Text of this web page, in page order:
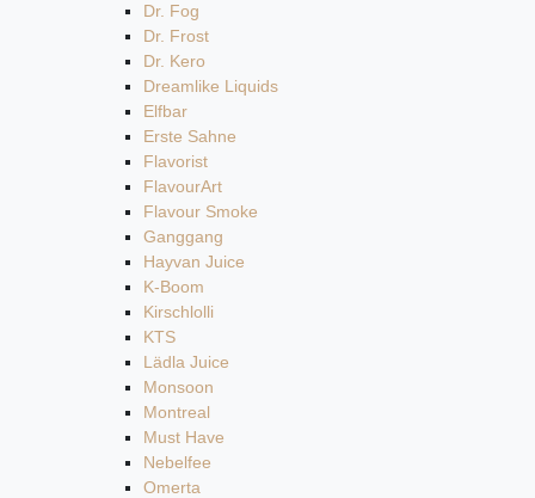
Dr. Fog
Dr. Frost
Dr. Kero
Dreamlike Liquids
Elfbar
Erste Sahne
Flavorist
FlavourArt
Flavour Smoke
Ganggang
Hayvan Juice
K-Boom
Kirschlolli
KTS
Lädla Juice
Monsoon
Montreal
Must Have
Nebelfee
Omerta